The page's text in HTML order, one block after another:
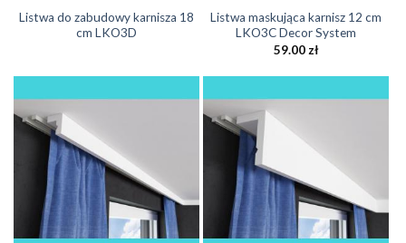
Listwa do zabudowy karnisza 18
cm LKO3D
Listwa maskująca karnisz 12 cm
LKO3C Decor System
59.00 zł